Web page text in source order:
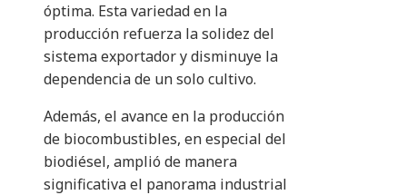
óptima. Esta variedad en la
producción refuerza la solidez del
sistema exportador y disminuye la
dependencia de un solo cultivo.
Además, el avance en la producción
de biocombustibles, en especial del
biodiésel, amplió de manera
significativa el panorama industrial